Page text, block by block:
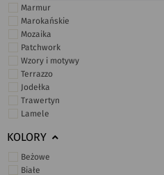
Marmur
Marokańskie
Mozaika
Patchwork
Wzory i motywy
Terrazzo
Jodełka
Trawertyn
Lamele
KOLORY
Beżowe
Białe